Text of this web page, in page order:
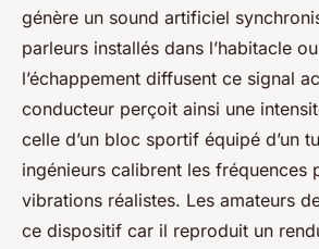
génère un sound artificiel
parleurs installés dans l’habitacle
l’échappement diffusent ce signal
conducteur perçoit ainsi une
celle d’un bloc sportif équipé d’un
ingénieurs calibrent les fréquences
vibrations réalistes. Les amateurs
ce dispositif car il reproduit un